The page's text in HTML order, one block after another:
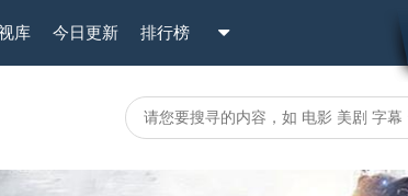
库 今日更新 排行榜